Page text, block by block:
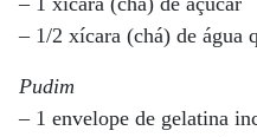
– 1/2 xícara (chá) de água
Pudim
– 1 envelope de gelatina